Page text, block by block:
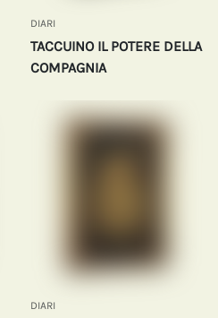
DIARI
TACCUINO IL POTERE DELLA
COMPAGNIA
DIARI